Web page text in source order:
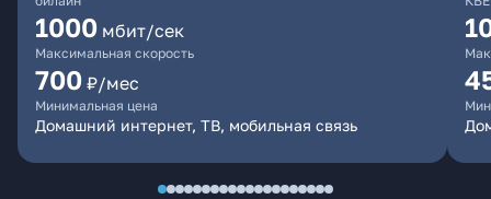
1000 мбит/сек
Максимальная скорость
700 ₽/мес
Минимальная цена
Домашний интернет, ТВ, мобильная связь